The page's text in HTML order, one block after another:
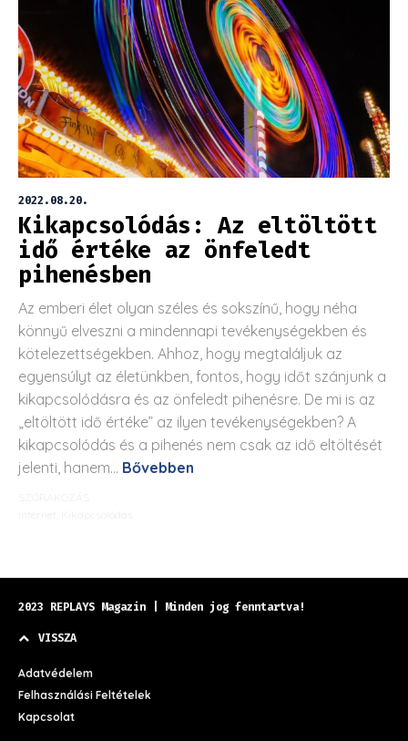
2022.08.20.
Kikapcsolódás: Az eltöltött
idő értéke az önfeledt
pihenésben
Az emberi élet olyan széles és sokszínű, hogy néha
könnyű elveszni a mindennapi tevékenységekben és
kötelezettségekben. Ahhoz, hogy megtaláljuk az
egyensúlyt az életünkben, fontos, hogy időt szánjunk a
kikapcsolódásra és az önfeledt pihenésre. De mi is az
„eltöltött idő értéke” az ilyen tevékenységekben? A
kikapcsolódás és a pihenés nem csak az idő eltöltését
jelenti, hanem... Bővebben
2023 REPLAYS Magazin | Minden jog fenntartva!
VISSZA
Adatvédelem
Felhasználási Feltételek
Kapcsolat